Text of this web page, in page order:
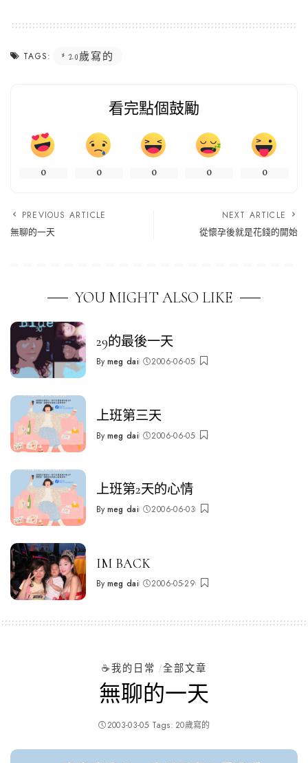
TAGS: 20歲寫的
看完點個鼓勵
0 0 0 0 0
PREVIOUS ARTICLE
無聊的一天
NEXT ARTICLE
從懷孕後就是花錢的開始
YOU MIGHT ALSO LIKE
29的最後一天
Posted
By meg dai 2006-06-05
上班第三天
Posted
By meg dai 2006-06-05
上班第2天的心情
Posted
By meg dai 2006-06-03
IM BACK
Posted
By meg dai 2006-05-29
☕️我的日常 全部文章
無聊的一天
2003-03-05 Tags: 20歲寫的